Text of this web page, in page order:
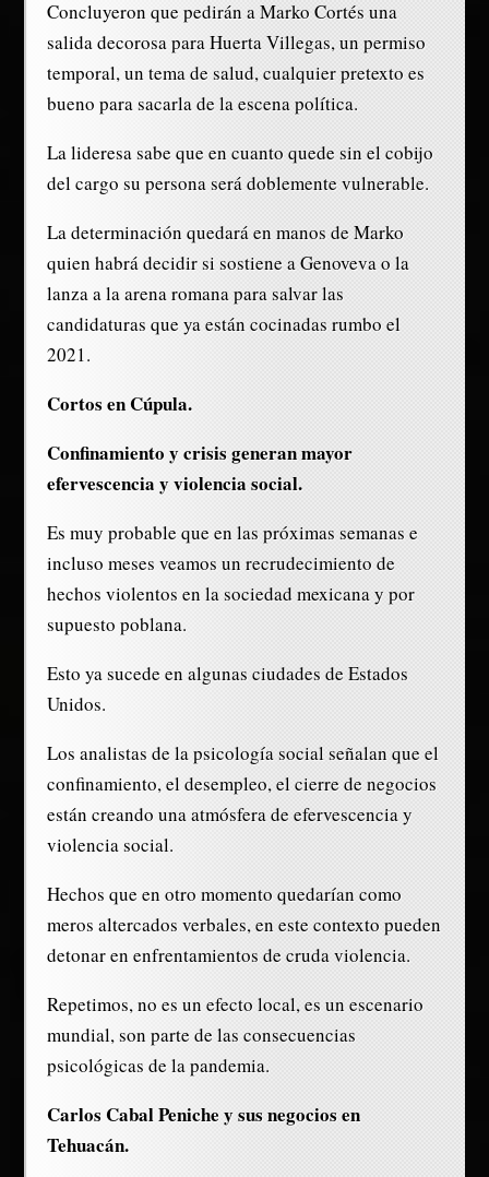
Concluyeron que pedirán a Marko Cortés una
salida decorosa para Huerta Villegas, un permiso
temporal, un tema de salud, cualquier pretexto es
bueno para sacarla de la escena política.
La lideresa sabe que en cuanto quede sin el cobijo
del cargo su persona será doblemente vulnerable.
La determinación quedará en manos de Marko
quien habrá decidir si sostiene a Genoveva o la
lanza a la arena romana para salvar las
candidaturas que ya están cocinadas rumbo el
2021.
Cortos en Cúpula.
Confinamiento y crisis generan mayor
efervescencia y violencia social.
Es muy probable que en las próximas semanas e
incluso meses veamos un recrudecimiento de
hechos violentos en la sociedad mexicana y por
supuesto poblana.
Esto ya sucede en algunas ciudades de Estados
Unidos.
Los analistas de la psicología social señalan que el
confinamiento, el desempleo, el cierre de negocios
están creando una atmósfera de efervescencia y
violencia social.
Hechos que en otro momento quedarían como
meros altercados verbales, en este contexto pueden
detonar en enfrentamientos de cruda violencia.
Repetimos, no es un efecto local, es un escenario
mundial, son parte de las consecuencias
psicológicas de la pandemia.
Carlos Cabal Peniche y sus negocios en
Tehuacán.